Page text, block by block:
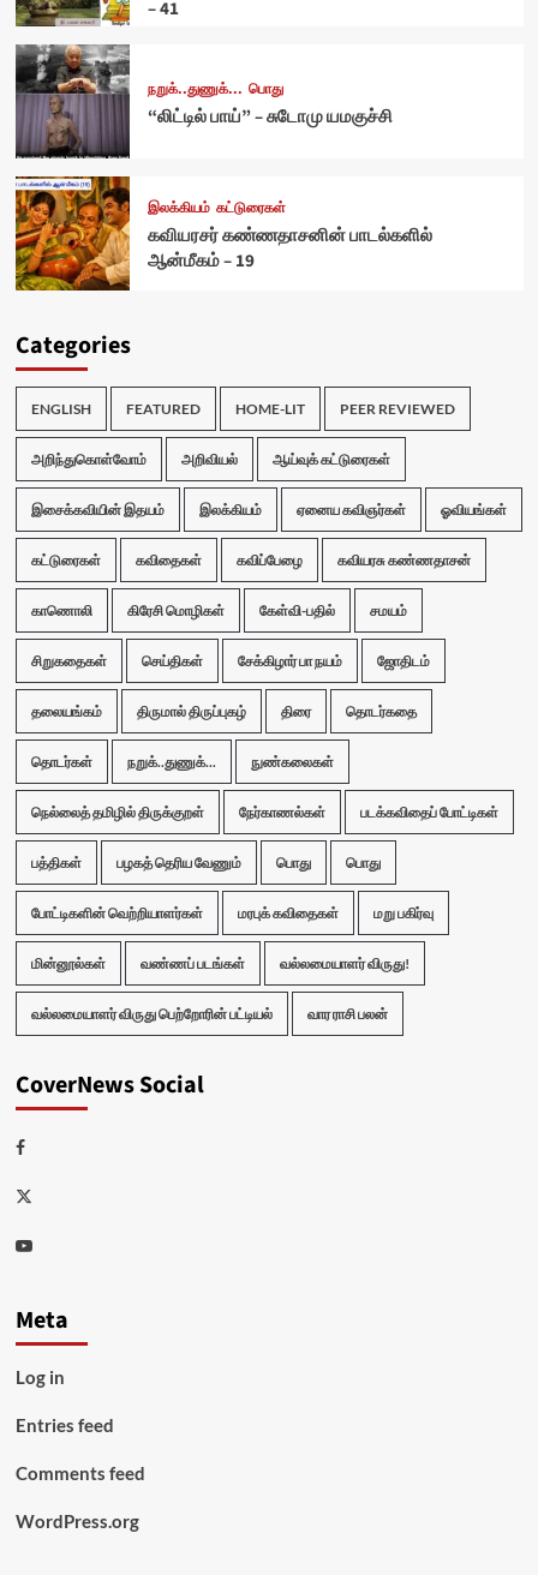
– 41
நறுக்..துணுக்... பொது
“லிட்டில் பாய்” – சுடோமு யமகுச்சி
இலக்கியம் கட்டுரைகள்
கவியரசர் கண்ணதாசனின் பாடல்களில்
ஆன்மீகம் – 19
Categories
ENGLISH FEATURED HOME-LIT PEER REVIEWED
அறிந்துகொள்வோம் அறிவியல் ஆய்வுக் கட்டுரைகள்
இசைக்கவியின் இதயம் இலக்கியம் ஏனைய கவிஞர்கள் ஓவியங்கள்
கட்டுரைகள் கவிதைகள் கவிப்பேழை கவியரசு கண்ணதாசன்
காணொலி கிரேசி மொழிகள் கேள்வி-பதில் சமயம்
சிறுகதைகள் செய்திகள் சேக்கிழார் பா நயம் ஜோதிடம்
தலையங்கம் திருமால் திருப்புகழ் திரை தொடர்கதை
தொடர்கள் நறுக்..துணுக்... நுண்கலைகள்
நெல்லைத் தமிழில் திருக்குறள் நேர்காணல்கள் படக்கவிதைப் போட்டிகள்
பத்திகள் பழகத் தெரிய வேணும் பொது பொது
போட்டிகளின் வெற்றியாளர்கள் மரபுக் கவிதைகள் மறு பகிர்வு
மின்னூல்கள் வண்ணப் படங்கள் வல்லமையாளர் விருது!
வல்லமையாளர் விருது பெற்றோரின் பட்டியல் வார ராசி பலன்
CoverNews Social
Facebook
Twitter
Youtube
Meta
Log in
Entries feed
Comments feed
WordPress.org